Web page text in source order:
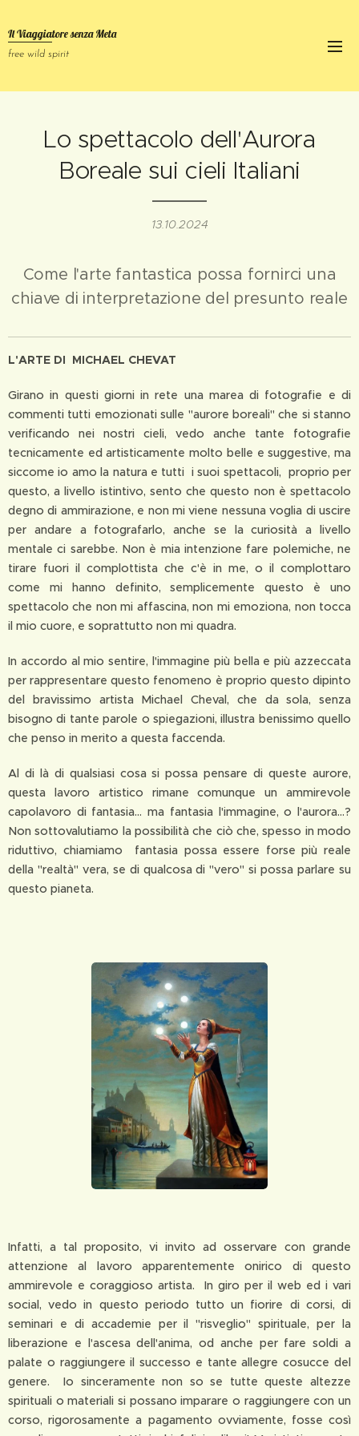
Il Viaggiatore senzaMeta
free wild spirit
Lo spettacolo dell'Aurora
Boreale sui cieli Italiani
13.10.2024
Come l'arte fantastica possa fornirci una
chiave di interpretazione del presunto reale
L'ARTE DI MICHAEL CHEVAT
Girano in questi giorni in rete una marea di fotografie e di
commenti tutti emozionati sulle "aurore boreali" che si stanno
verificando nei nostri cieli, vedo anche tante fotografie
tecnicamente ed artisticamente molto belle e suggestive, ma
siccome io amo la natura e tutti i suoi spettacoli, proprio per
questo, a livello istintivo, sento che questo non è spettacolo
degno di ammirazione, e non mi viene nessuna voglia di uscire
per andare a fotografarlo, anche se la curiosità a livello
mentale ci sarebbe. Non è mia intenzione fare polemiche, ne
tirare fuori il complottista che c'è in me, o il complottaro
come mi hanno definito, semplicemente questo è uno
spettacolo che non mi affascina, non mi emoziona, non tocca
il mio cuore, e soprattutto non mi quadra.
In accordo al mio sentire, l'immagine più bella e più azzeccata
per rappresentare questo fenomeno è proprio questo dipinto
del bravissimo artista Michael Cheval, che da sola, senza
bisogno di tante parole o spiegazioni, illustra benissimo quello
che penso in merito a questa faccenda.
Al di là di qualsiasi cosa si possa pensare di queste aurore,
questa lavoro artistico rimane comunque un ammirevole
capolavoro di fantasia... ma fantasia l'immagine, o l'aurora...?
Non sottovalutiamo la possibilità che ciò che, spesso in modo
riduttivo, chiamiamo fantasia possa essere forse più reale
della "realtà" vera, se di qualcosa di "vero" si possa parlare su
questo pianeta.
Infatti, a tal proposito, vi invito ad osservare con grande
attenzione al lavoro apparentemente onirico di questo
ammirevole e coraggioso artista. In giro per il web ed i vari
social, vedo in questo periodo tutto un fiorire di corsi, di
seminari e di accademie per il "risveglio" spirituale, per la
liberazione e l'ascesa dell'anima, od anche per fare soldi a
palate o raggiungere il successo e tante allegre cosucce del
genere. Io sinceramente non so se tutte queste altezze
spirituali o materiali si possano imparare o raggiungere con un
corso, rigorosamente a pagamento ovviamente, fosse così